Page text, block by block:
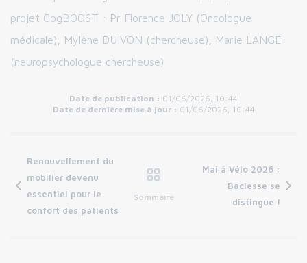
projet CogBOOST : Pr Florence JOLY (Oncologue
médicale), Mylène DUIVON (chercheuse), Marie LANGE
(neuropsychologue chercheuse)
Date de publication : 01/06/2026, 10:44
Date de dernière mise à jour : 01/06/2026, 10:44
Renouvellement du
mobilier devenu
essentiel pour le
confort des patients
Sommaire
Mai à Vélo 2026 :
Baclesse se
distingue !